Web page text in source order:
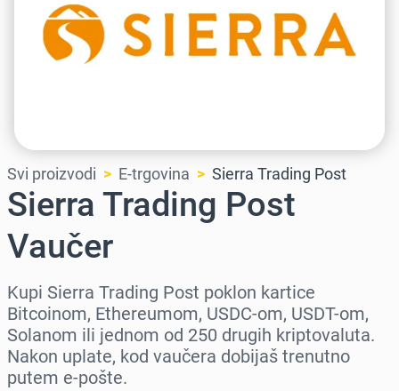
Svi proizvodi E-trgovina Sierra Trading Post
Sierra Trading Post
Vaučer
Kupi Sierra Trading Post poklon kartice
Bitcoinom, Ethereumom, USDC-om, USDT-om,
Solanom ili jednom od 250 drugih kriptovaluta.
Nakon uplate, kod vaučera dobijaš trenutno
putem e-pošte.